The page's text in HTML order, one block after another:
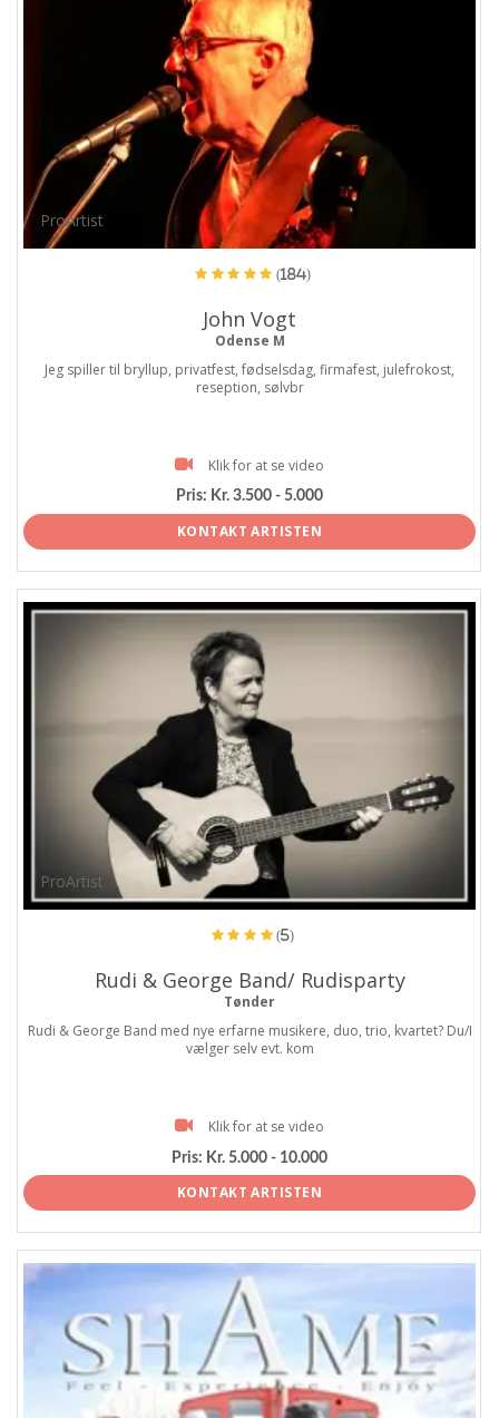
ProArtist
(184)
John Vogt
Odense M
Jeg spiller til bryllup, privatfest, fødselsdag, firmafest, julefrokost,
reseption, sølvbr
Klik for at se video
Pris: Kr. 3.500 - 5.000
KONTAKT ARTISTEN
ProArtist
(5)
Rudi & George Band/ Rudisparty
Tønder
Rudi & George Band med nye erfarne musikere, duo, trio, kvartet? Du/I
vælger selv evt. kom
Klik for at se video
Pris: Kr. 5.000 - 10.000
KONTAKT ARTISTEN